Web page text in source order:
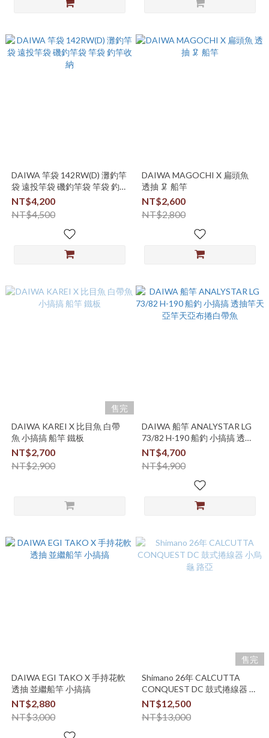
DAIWA 竿袋 142RW(D) 灘釣竿
袋 遠投竿袋 磯釣竿袋 竿袋 釣竿
收納
NT$4,200
NT$4,500
DAIWA MAGOCHI X 扁頭魚
透抽 🦑 船竿
NT$2,600
NT$2,800
售完
DAIWA KAREI X 比目魚 白帶
魚 小搞搞 船竿 鐵板
NT$2,700
NT$2,900
DAIWA 船竿 ANALYSTAR LG
73/82 H-190 船釣 小搞搞 透抽
竿天亞竿天亞布捲白帶魚
NT$4,700
NT$4,900
DAIWA EGI TAKO X 手持花軟
透抽 並繼船竿 小搞搞
NT$2,880
NT$3,000
售完
Shimano 26年 CALCUTTA
CONQUEST DC 鼓式捲線器 小
烏龜 路亞
NT$12,500
NT$13,000